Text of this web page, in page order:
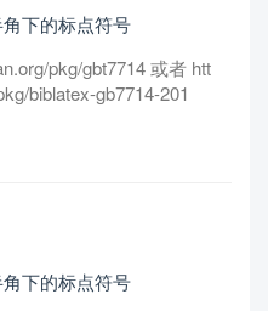
下的标点符号
pkg/gbt7714 或者 htt
biblatex-gb7714-201
下的标点符号